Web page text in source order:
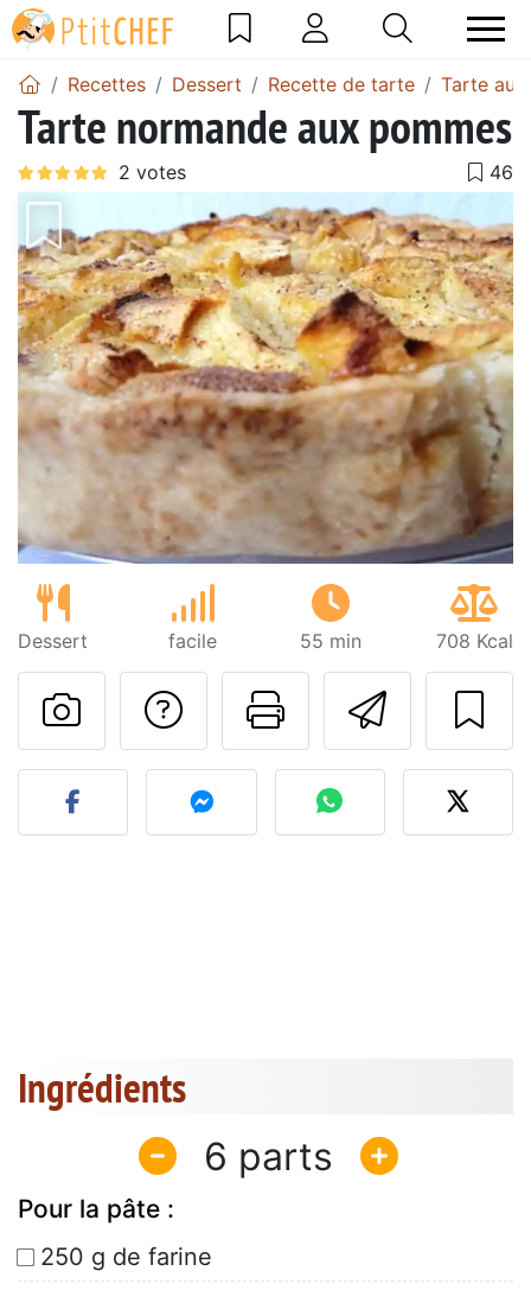
Recettes Dessert Recette de tarte Tarte
Tarte normande aux pommes
Dessert facile 55 min 708 Kcal
Imprimer
Poser une
Publier votre photo de
Ingrédients
6
Pour la pâte :
250 g de farine